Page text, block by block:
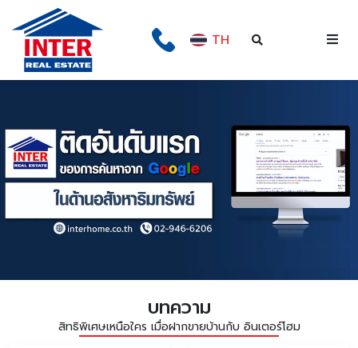
TH
บทความ
สิทธิพิเศษเหนือใคร เมื่อฝากขายบ้านกับ อินเตอร์โฮม